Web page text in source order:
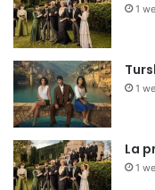
1
1
La
1